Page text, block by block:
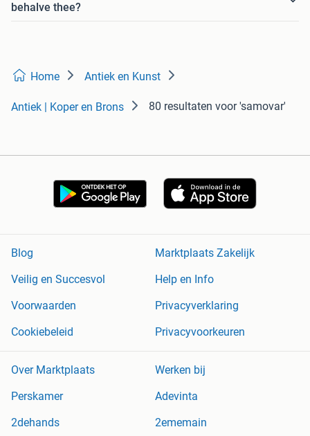
behalve thee?
Home Antiek en Kunst
Antiek | Koper en Brons 80 resultaten voor 'samovar'
Blog
Marktplaats Zakelijk
Veilig en Succesvol
Help en Info
Voorwaarden
Privacyverklaring
Cookiebeleid
Privacyvoorkeuren
Over Marktplaats
Werken bij
Perskamer
Adevinta
2dehands
2ememain